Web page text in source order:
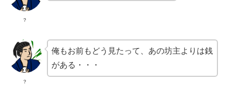
？
？
俺もお前もどう見たって、あの坊主よりは銭
がある・・・